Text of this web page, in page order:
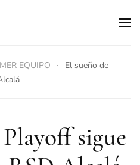
EQUIPO
El sueño de
sigue